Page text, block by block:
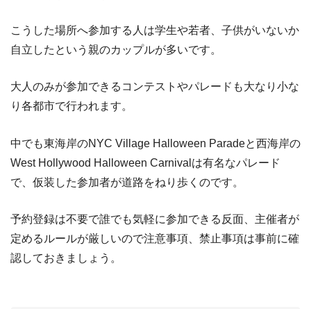
こうした場所へ参加する人は学生や若者、子供がいないか
自立したという親のカップルが多いです。
大人のみが参加できるコンテストやパレードも大なり小な
り各都市で行われます。
中でも東海岸のNYC Village Halloween Paradeと西海岸の
West Hollywood Halloween Carnivalは有名なパレード
で、仮装した参加者が道路をねり歩くのです。
予約登録は不要で誰でも気軽に参加できる反面、主催者が
定めるルールが厳しいので注意事項、禁止事項は事前に確
認しておきましょう。